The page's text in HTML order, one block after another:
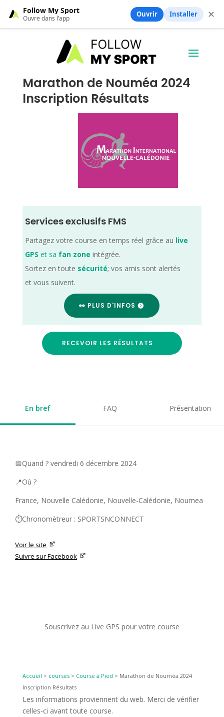
Marathon de Nouméa 2024
Inscription Résultats
Services exclusifs FMS
Partagez votre course en temps réel grâce au live
GPS et sa fan zone intégrée.
Sortez en toute sécurité; vos amis sont alertés
et vous suivent.
👀 PLUS D'INFOS
RECEVOIR LES RÉSULTATS
En bref FAQ Présentation
📅Quand ? vendredi 6 décembre 2024
📍Où ?
France, Nouvelle Calédonie, Nouvelle-Calédonie, Noumea
⏱️Chronomètreur : SPORTSNCONNECT
Voir le site
Suivre sur Facebook
Souscrivez au Live GPS pour votre course
Accueil > courses> Course à Pied > Marathon de Nouméa 2024
Inscription Résultats
Les informations proviennent du web. Merci de vérifier
celles-ci avant toute course.
Follow My Sport
Ouvre dans l’app Ouvrir Installer ✕